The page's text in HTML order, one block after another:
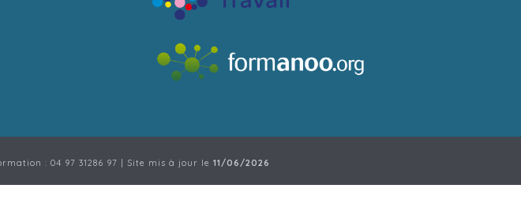
: 04 97 31286 97 | Site mis à jour le 11/06/2026